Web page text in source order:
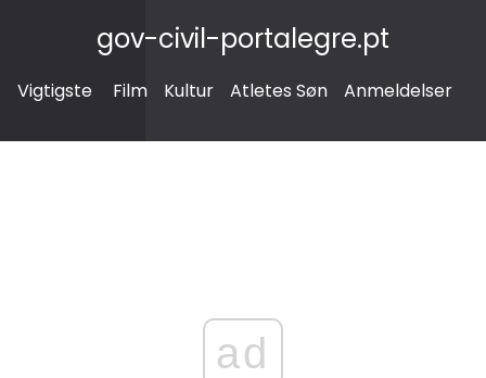
gov-civil-portalegre.pt
Vigtigste Film Kultur Atletes Søn Anmeldelser
ad